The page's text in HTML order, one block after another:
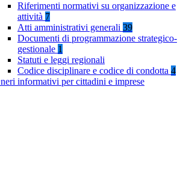
Riferimenti normativi su organizzazione e
attività 7
Atti amministrativi generali 39
Documenti di programmazione strategico-
gestionale 1
Statuti e leggi regionali
Codice disciplinare e codice di condotta 4
informativi per cittadini e imprese